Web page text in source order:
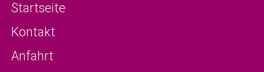
Startseite
Kontakt
Anfahrt